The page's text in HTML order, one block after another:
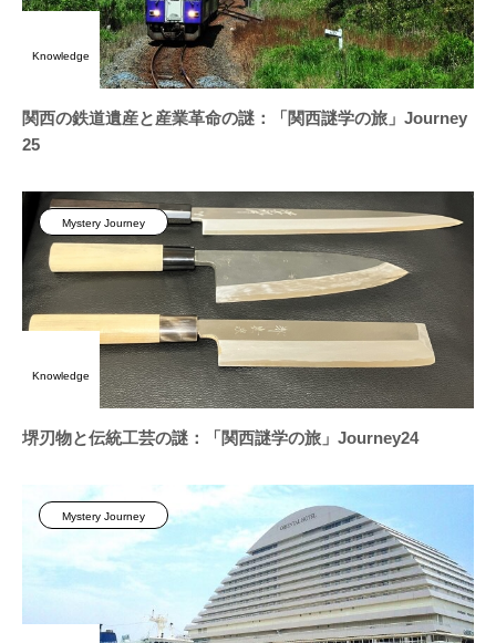
Knowledge
関西の鉄道遺産と産業革命の謎：「関西謎学の旅」Journey
25
Mystery Journey
Knowledge
堺刃物と伝統工芸の謎：「関西謎学の旅」Journey24
Mystery Journey